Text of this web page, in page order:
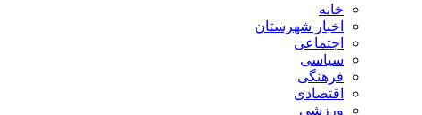
خانه
اخبار شهرستان
اجتماعی
سیاسی
فرهنگی
اقتصادی
ورزشی